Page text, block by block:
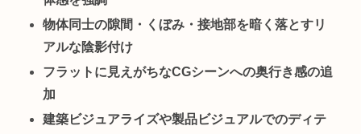
物体同士の隙間・くぼみ・接地部を暗く落とすリ
アルな陰影付け
フラットに見えがちなCGシーンへの奥行き感の追
加
建築ビジュアライズや製品ビジュアルでのディテ